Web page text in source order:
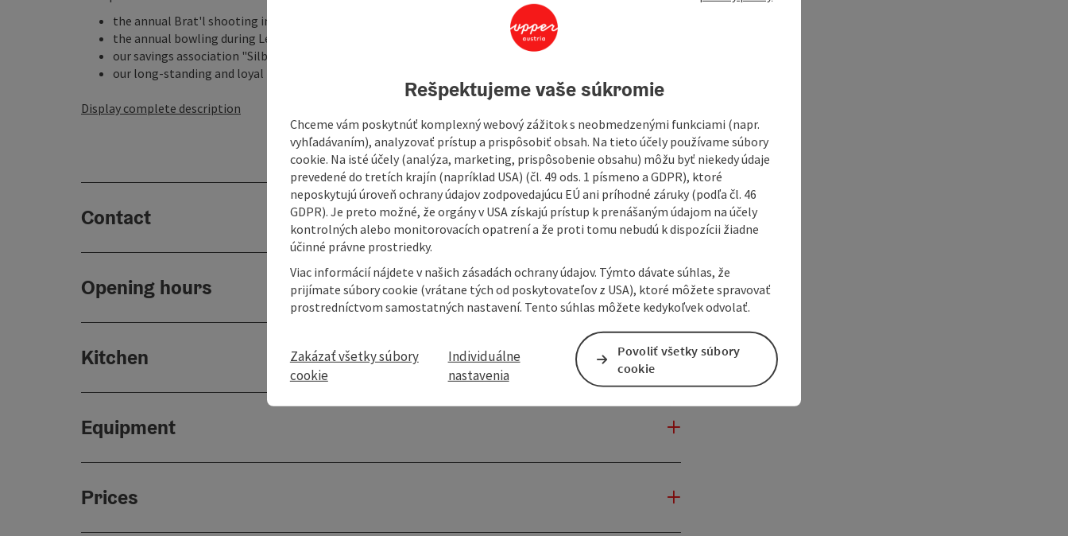
the annual Brat'l shooting in the team knockout procedure
the annual bowling during Lent
our savings association "Silberschilling"
our long-standing and loyal regular customers from ...
Display complete description
Contact
Opening hours
Kitchen
Equipment
Prices
Rešpektujeme vaše súkromie
Chceme vám poskytnúť komplexný webový zážitok s neobmedzenými funkciami (napr.
vyhľadávaním), analyzovať prístup a prispôsobiť obsah. Na tieto účely používame súbory
cookie. Na isté účely (analýza, marketing, prispôsobenie obsahu) môžu byť niekedy údaje
prevedené do tretích krajín (napríklad USA) (čl. 49 ods. 1 písmeno a GDPR), ktoré
neposkytujú úroveň ochrany údajov zodpovedajúcu EÚ ani príhodné záruky (podľa čl. 46
GDPR). Je preto možné, že orgány v USA získajú prístup k prenášaným údajom na účely
kontrolných alebo monitorovacích opatrení a že proti tomu nebudú k dispozícii žiadne
účinné právne prostriedky.
Viac informácií nájdete v našich zásadách ochrany údajov. Týmto dávate súhlas, že
prijímate súbory cookie (vrátane tých od poskytovateľov z USA), ktoré môžete spravovať
prostredníctvom samostatných nastavení. Tento súhlas môžete kedykoľvek odvolať.
Zakázať všetky súbory
cookie
Individuálne
nastavenia
Povoliť všetky súbory
cookie